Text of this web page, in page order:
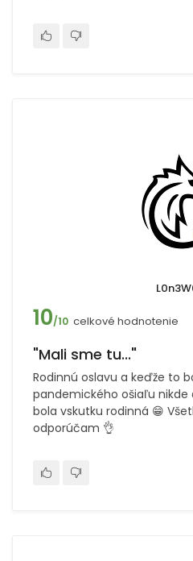
10/10 celkové hodnotenie
"Mali sme tu..."
Rodinnú oslavu a keďže to
pandemického ošiaľu
bola vskutku rodinná 😁
odporúčam 👌